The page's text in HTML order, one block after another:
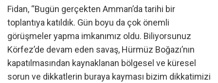
Fidan, “Bugün gerçekten Amman’da tarihi bir
toplantıya katıldık. Gün boyu da çok önemli
görüşmeler yapma imkanımız oldu. Biliyorsunuz
Körfez’de devam eden savaş, Hürmüz Boğazı’nın
kapatılmasından kaynaklanan bölgesel ve küresel
sorun ve dikkatlerin buraya kayması bizim dikkatimizi